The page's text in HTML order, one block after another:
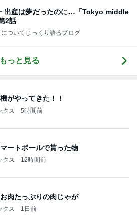
出産は夢だったのに…「Tokyo middle
2話
ついてじっくり語るブログ
っと見る
がやってきた！！
クス 5時間前
ートボールで貰った物
クス 12時間前
肉たっぷりの肉じゃが
クス 1日前